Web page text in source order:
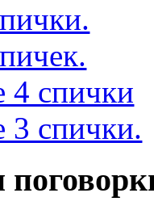
4 спички
3 спички.